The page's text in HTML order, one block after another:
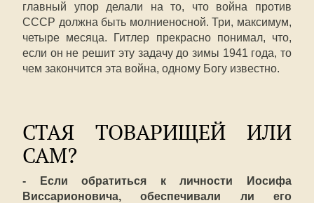
главный упор делали на то, что война против
СССР должна быть молниеносной. Три, максимум,
четыре месяца. Гитлер прекрасно понимал, что,
если он не решит эту задачу до зимы 1941 года, то
чем закончится эта война, одному Богу известно.
СТАЯ ТОВАРИЩЕЙ ИЛИ
САМ?
- Если обратиться к личности Иосифа
Виссарионовича, обеспечивали ли его